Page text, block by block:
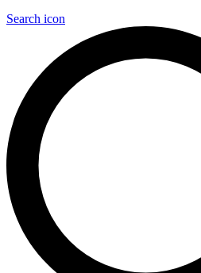
Search icon